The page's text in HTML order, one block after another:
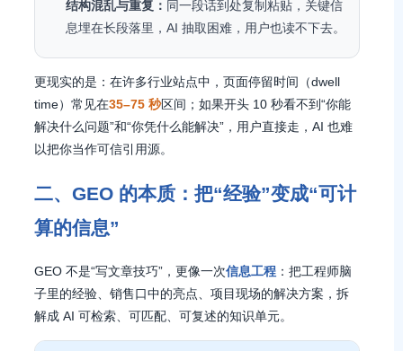
结构混乱与重复： 同一段话到处复制粘贴，关键信
息埋在长段落里，AI 抽取困难，用户也读不下去。
更现实的是：在许多行业站点中，页面停留时间（dwell
time）常见在35–75 秒区间；如果开头 10 秒看不到“你能
解决什么问题”和“你凭什么能解决”，用户直接走，AI 也难
以把你当作可信引用源。
二、GEO 的本质：把“经验”变成“可计
算的信息”
GEO 不是“写文章技巧”，更像一次信息工程 ：把工程师脑
子里的经验、销售口中的亮点、项目现场的解决方案，拆
解成 AI 可检索、可匹配、可复述的知识单元。